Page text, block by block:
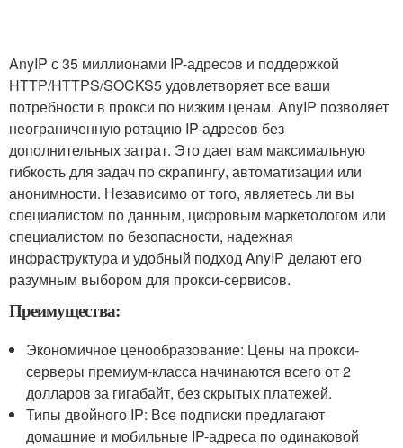
AnyIP с 35 миллионами IP-адресов и поддержкой
HTTP/HTTPS/SOCKS5 удовлетворяет все ваши
потребности в прокси по низким ценам. AnyIP позволяет
неограниченную ротацию IP-адресов без
дополнительных затрат. Это дает вам максимальную
гибкость для задач по скрапингу, автоматизации или
анонимности. Независимо от того, являетесь ли вы
специалистом по данным, цифровым маркетологом или
специалистом по безопасности, надежная
инфраструктура и удобный подход AnyIP делают его
разумным выбором для прокси-сервисов.
Преимущества:
Экономичное ценообразование: Цены на прокси-
серверы премиум-класса начинаются всего от 2
долларов за гигабайт, без скрытых платежей.
Типы двойного IP: Все подписки предлагают
домашние и мобильные IP-адреса по одинаковой